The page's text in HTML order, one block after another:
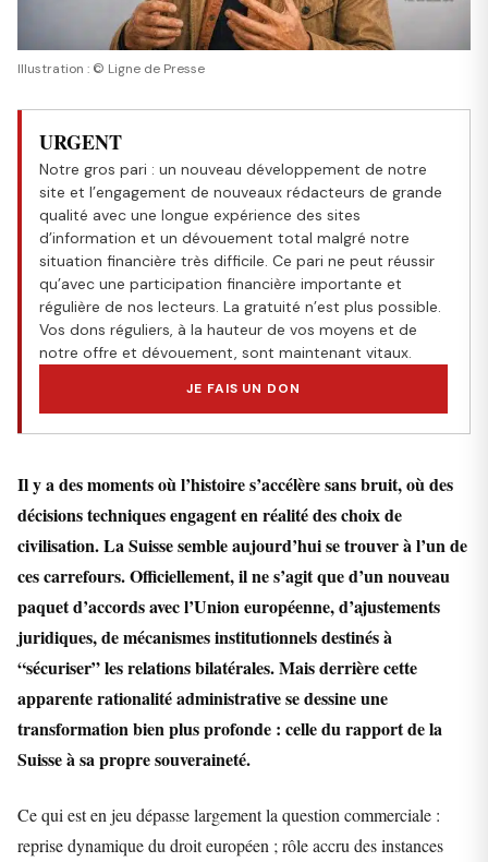
Illustration : © Ligne de Presse
URGENT
Notre gros pari : un nouveau développement de notre
site et l’engagement de nouveaux rédacteurs de grande
qualité avec une longue expérience des sites
d’information et un dévouement total malgré notre
situation financière très difficile. Ce pari ne peut réussir
qu’avec une participation financière importante et
régulière de nos lecteurs. La gratuité n’est plus possible.
Vos dons réguliers, à la hauteur de vos moyens et de
notre offre et dévouement, sont maintenant vitaux.
JE FAIS UN DON
Il y a des moments où l’histoire s’accélère sans bruit, où des
décisions techniques engagent en réalité des choix de
civilisation. La Suisse semble aujourd’hui se trouver à l’un de
ces carrefours. Officiellement, il ne s’agit que d’un nouveau
paquet d’accords avec l’Union européenne, d’ajustements
juridiques, de mécanismes institutionnels destinés à
“sécuriser” les relations bilatérales. Mais derrière cette
apparente rationalité administrative se dessine une
transformation bien plus profonde : celle du rapport de la
Suisse à sa propre souveraineté.
Ce qui est en jeu dépasse largement la question commerciale :
reprise dynamique du droit européen ; rôle accru des instances